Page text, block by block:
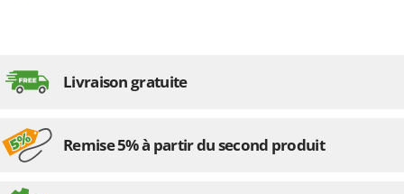
Livraison gratuite
Remise 5% à partir du second produit